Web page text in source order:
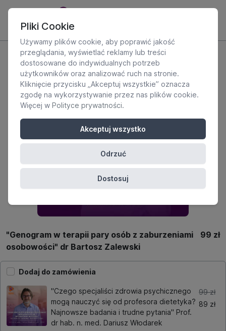
"Genogram w terapii pary osób z zaburzeniami
osobowości" dr Bartosz Zalewski
99 zł
Dodaj do zamówienia
"Czego specjaliści zdrowia psychicznego
mogą nauczyć się od profesora dietetyka?
Najnowsze badania i trudne pytania" Prof.
dr hab. n. med. Dariusz Włodarek
99 zł
89 zł
Pliki Cookie
Używamy plików cookie, aby poprawić jakość
przeglądania, wyświetlać reklamy lub treści
dostosowane do indywidualnych potrzeb
użytkowników oraz analizować ruch na stronie.
Kliknięcie przycisku „Akceptuj wszystkie” oznacza
zgodę na wykorzystywanie przez nas plików cookie.
Więcej w Polityce prywatności.
Akceptuj wszystko
Odrzuć
Dostosuj